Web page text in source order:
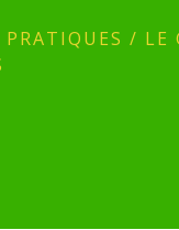
/ LE